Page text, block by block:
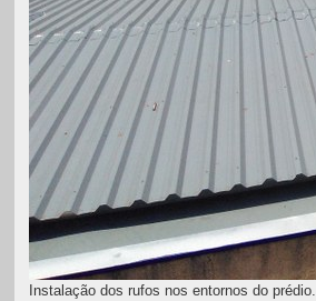
Instalação dos rufos nos entornos do prédio.